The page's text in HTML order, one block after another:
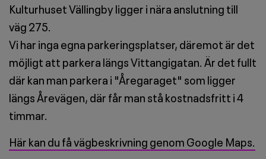
Kulturhuset Vällingby ligger i nära anslutning till
väg 275.
Vi har inga egna parkeringsplatser, däremot är det
möjligt att parkera längs Vittangigatan. Är det fullt
där kan man parkera i "Åregaraget" som ligger
längs Årevägen, där får man stå kostnadsfritt i 4
timmar.
Här kan du få vägbeskrivning genom Google Maps.